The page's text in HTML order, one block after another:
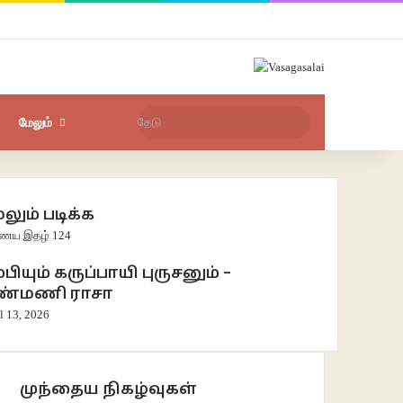
மேலும்
படிக்க
இதழ் 124
கருப்பாயி புருசனும் –
ராசா
13, 2026
முந்தைய நிகழ்வுகள்